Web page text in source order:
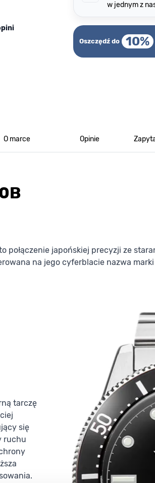
w jednym z
Oszczędź do 10%
O marce Opinie
połączenie japońskiej precyzji ze
na jego cyferblacie nazwa
tarczę
się
ruchu